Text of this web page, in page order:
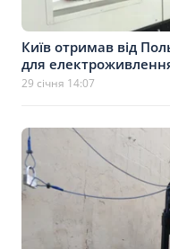
Київ отримав від
для
29 січня 14:07